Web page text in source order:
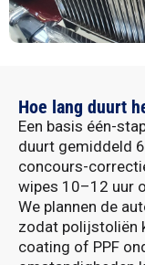
Hoe lang duurt
Een basis één-
duurt gemiddeld
concours-
wipes 10–12 uur
We plannen de
zodat polijstoliën
coating of PPF